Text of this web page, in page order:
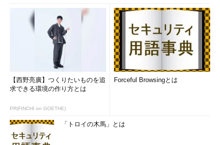
【西野亮廣】つくりたいものを追
求できる環境の作り方とは
PR(FINCHI on GOETHE)
Forceful Browsingとは
「トロイの木馬」とは